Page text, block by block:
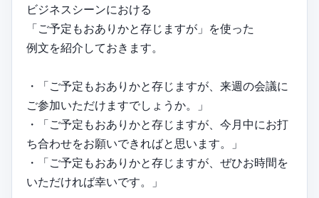
ビジネスシーンにおける
「ご予定もおありかと存じますが」を使った
例文を紹介しておきます。
・「ご予定もおありかと存じますが、来週の会議に
ご参加いただけますでしょうか。」
・「ご予定もおありかと存じますが、今月中にお打
ち合わせをお願いできればと思います。」
・「ご予定もおありかと存じますが、ぜひお時間を
いただければ幸いです。」